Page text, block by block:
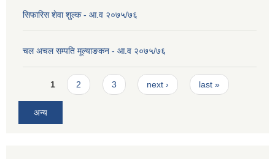
सिफारिस शेवा शुल्क - आ.व २०७५/७६
चल अचल सम्पति मूल्याङकन - आ.व २०७५/७६
Pages
1 2 3 next › last »
अन्य